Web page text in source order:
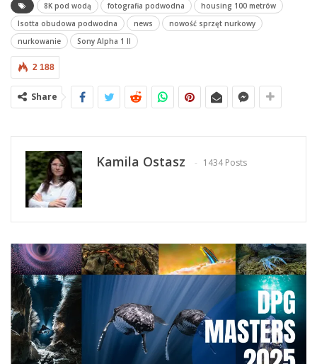
8K pod wodą fotografia podwodna
housing 100 metrów
Isotta obudowa podwodna
news
nowość sprzęt nurkowy
nurkowanie
Sony Alpha 1 II
2 188
Share
Kamila Ostasz 1434 Posts